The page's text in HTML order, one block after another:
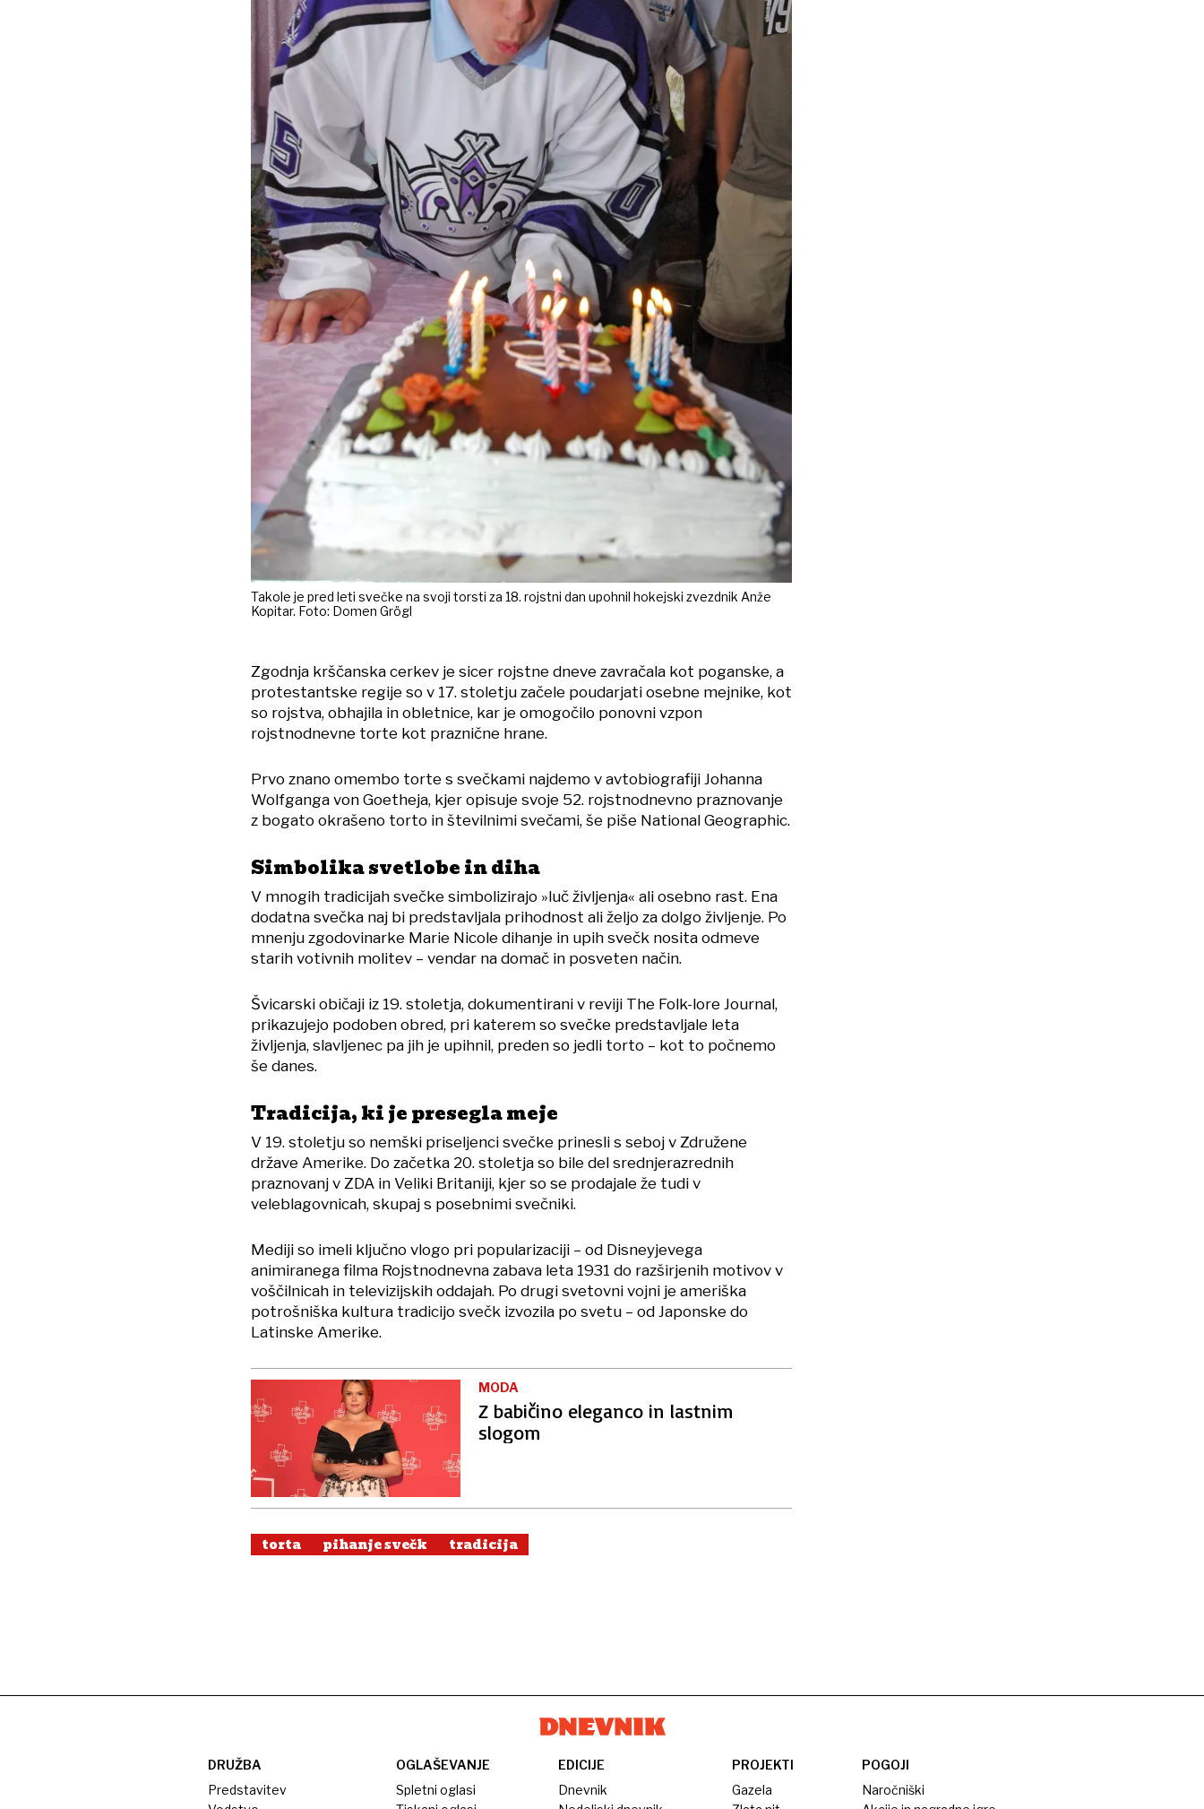
Takole je pred leti svečke na svoji torsti za 18. rojstni dan upohnil hokejski zvezdnik Anže
Kopitar. Foto: Domen Grögl
Zgodnja krščanska cerkev je sicer rojstne dneve zavračala kot poganske, a
protestantske regije so v 17. stoletju začele poudarjati osebne mejnike, kot
so rojstva, obhajila in obletnice, kar je omogočilo ponovni vzpon
rojstnodnevne torte kot praznične hrane.
Prvo znano omembo torte s svečkami najdemo v avtobiografiji Johanna
Wolfganga von Goetheja, kjer opisuje svoje 52. rojstnodnevno praznovanje
z bogato okrašeno torto in številnimi svečami, še piše National Geographic.
Simbolika svetlobe in diha
V mnogih tradicijah svečke simbolizirajo »luč življenja« ali osebno rast. Ena
dodatna svečka naj bi predstavljala prihodnost ali željo za dolgo življenje. Po
mnenju zgodovinarke Marie Nicole dihanje in upih svečk nosita odmeve
starih votivnih molitev – vendar na domač in posveten način.
Švicarski običaji iz 19. stoletja, dokumentirani v reviji The Folk-lore Journal,
prikazujejo podoben obred, pri katerem so svečke predstavljale leta
življenja, slavljenec pa jih je upihnil, preden so jedli torto – kot to počnemo
še danes.
Tradicija, ki je presegla meje
V 19. stoletju so nemški priseljenci svečke prinesli s seboj v Združene
države Amerike. Do začetka 20. stoletja so bile del srednjerazrednih
praznovanj v ZDA in Veliki Britaniji, kjer so se prodajale že tudi v
veleblagovnicah, skupaj s posebnimi svečniki.
Mediji so imeli ključno vlogo pri popularizaciji – od Disneyjevega
animiranega filma Rojstnodnevna zabava leta 1931 do razširjenih motivov v
voščilnicah in televizijskih oddajah. Po drugi svetovni vojni je ameriška
potrošniška kultura tradicijo svečk izvozila po svetu – od Japonske do
Latinske Amerike.
MODA
Z babičino eleganco in lastnim
slogom
torta pihanje svečk tradicija
DRUŽBA
Predstavitev
OGLAŠEVANJE
Spletni oglasi
EDICIJE
Dnevnik
PROJEKTI
Gazela
POGOJI
Naročniški